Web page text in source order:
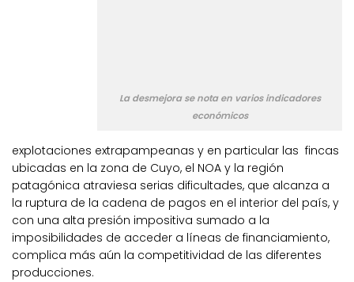
La desmejora se nota en varios indicadores
económicos
explotaciones extrapampeanas y en particular las fincas
ubicadas en la zona de Cuyo, el NOA y la región
patagónica atraviesa serias dificultades, que alcanza a
la ruptura de la cadena de pagos en el interior del país, y
con una alta presión impositiva sumado a la
imposibilidades de acceder a líneas de financiamiento,
complica más aún la competitividad de las diferentes
producciones.